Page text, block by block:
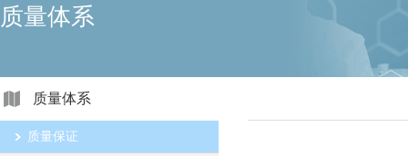
质量体系
质量体系
质量保证